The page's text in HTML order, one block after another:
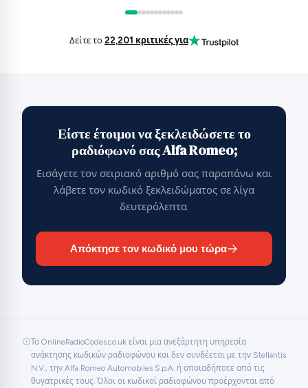
Δείτε το 22,201 κριτικές για
Είστε έτοιμοι να ξεκλειδώσετε το
ραδιόφωνό σας Alfa Romeo;
Εισάγετε τον σειριακό αριθμό σας παραπάνω και
λάβετε τον κωδικό ξεκλειδώματος σε λίγα
δευτερόλεπτα.
Απόκτησε τον κωδικό μου τώρα
Το OnlineRadioCodes.co.uk είναι μια ανεξάρτητη υπηρεσία
ανάκτησης κωδικών ραδιοφώνου και δεν συνδέεται με την Stellantis
N.V., την Alfa Romeo Automobiles S.p.A. ή οποιαδήποτε από τις
θυγατρικές τους. Όλοι οι κωδικοί ραδιοφώνου προέρχονται από